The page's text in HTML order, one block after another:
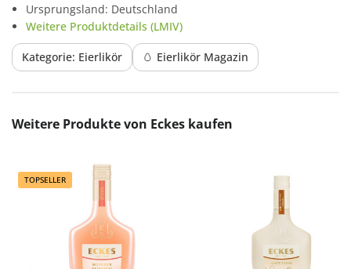
Ursprungsland: Deutschland
Weitere Produktdetails (LMIV)
Kategorie: Eierlikör 🥚 Eierlikör Magazin
Produktgalerie überspringen
Weitere Produkte von Eckes kaufen
TOPSELLER